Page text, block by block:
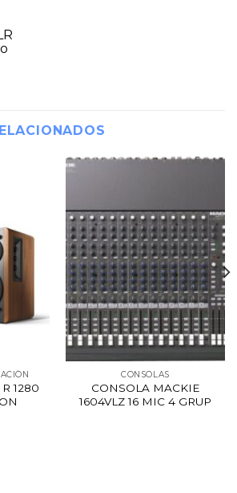
1280
CONSOLAS
CONSOLA MACKIE
1604VLZ 16 MIC 4 GRUP